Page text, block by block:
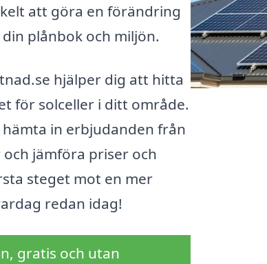
att göra en förändring
plånbok och miljön.
hjälper dig att hitta
för solceller i ditt område.
in erbjudanden från
jämföra priser och
steget mot en mer
redan idag!
gratis och utan